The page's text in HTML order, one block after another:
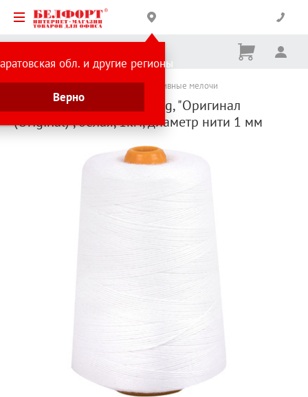
обл. и другие регионы
Верно
Корзина
Ничего
Каталог товаров Все для архива Архивные мелочи
Нить банковская Brauberg, "Оригинал
(Original)", белая, 1км, диаметр нити 1 мм